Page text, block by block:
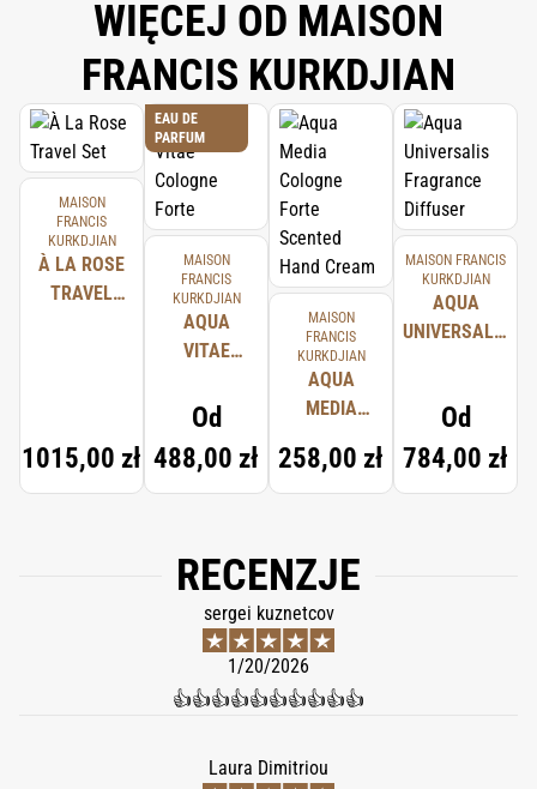
WIĘCEJ OD MAISON
FRANCIS KURKDJIAN
MAISON
FRANCIS
KURKDJIAN
À LA ROSE
TRAVEL
1015,00 zł
EAU DE
PARFUM
MAISON
FRANCIS
KURKDJIAN
AQUA
VITAE
FORTE
Od
488,00 zł
MAISON
FRANCIS
KURKDJIAN
AQUA
MEDIA
FORTE
SCENTED
258,00 zł
MAISON FRANCIS
KURKDJIAN
AQUA
UNIVERSALIS
Od
784,00 zł
RECENZJE
sergei kuznetcov
1/20/2026
👍👍👍👍👍👍👍👍👍👍
Laura Dimitriou